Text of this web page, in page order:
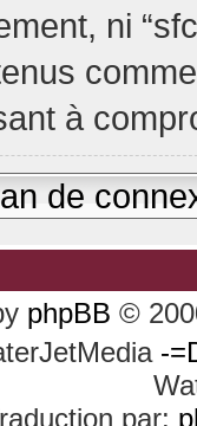
ni
à
de
phpBB ©
-
par: